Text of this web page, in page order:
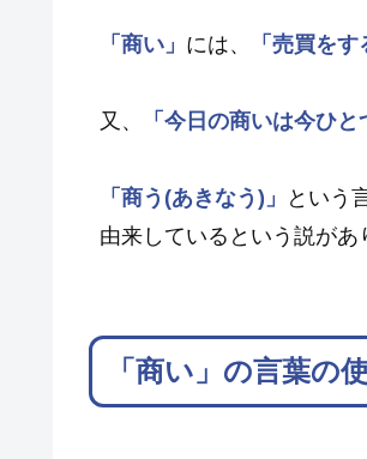
「商い」 には、 「売買をす
又、 「今日の商いは今ひと
「商う(あきなう)」
という
由来しているという説があ
「商い」の言葉の